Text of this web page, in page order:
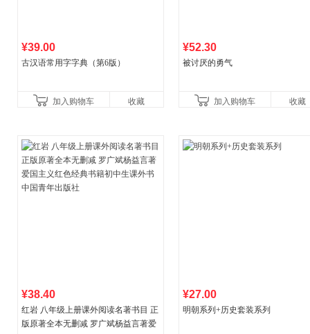
¥39.00
古汉语常用字字典（第6版）
加入购物车 收藏
¥52.30
被讨厌的勇气
加入购物车 收藏
¥38.40
红岩 八年级上册课外阅读名著书目 正
版原著全本无删减 罗广斌杨益言著爱
¥27.00
明朝系列+历史套装系列